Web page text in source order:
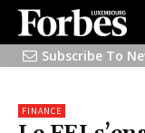
Subscribe To
FINANCE